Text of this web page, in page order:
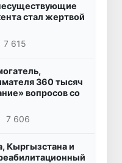
стал жертвой
7 615
360 тысяч
вопросов со
7 606
Кыргызстана и